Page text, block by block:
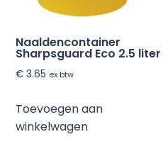
Naaldencontainer
Sharpsguard Eco 2.5 liter
€3.65 ex btw
Toevoegen aan
winkelwagen